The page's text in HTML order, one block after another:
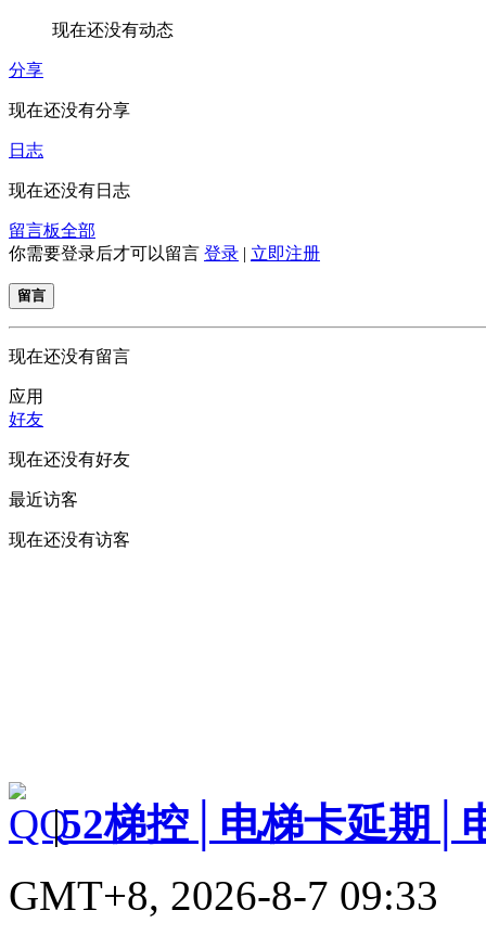
现在还没有动态
分享
现在还没有分享
日志
现在还没有日志
留言板全部
你需要登录后才可以留言 登录 | 立即注册
留言
现在还没有留言
应用
好友
现在还没有好友
最近访客
现在还没有访客
|52梯控│电梯卡延期│
GMT+8, 2026-8-7 09:33